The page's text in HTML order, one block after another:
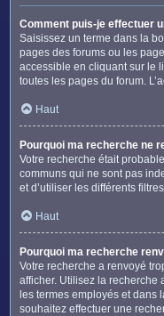
Comment puis-je effectuer
Saisissez un terme dans la
pages des forums ou les
accessible en cliquant sur le
toutes les pages du forum.
Haut
Pourquoi ma recherche ne
Votre recherche était
communs qui ne sont pas
et d’utiliser les différents
Haut
Pourquoi ma recherche
Votre recherche a renvoyé
afficher. Utilisez la recherche
les termes employés et dans
souhaitez effectuer une